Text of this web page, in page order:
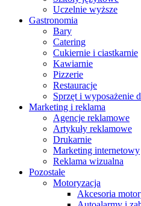
Uczelnie wyższe
Gastronomia
Bary
Catering
Cukiernie i ciastkarnie
Kawiarnie
Pizzerie
Restauracje
Sprzęt i wyposażenie
Marketing i reklama
Agencje reklamowe
Artykuły reklamowe
Drukarnie
Marketing internetowy
Reklama wizualna
Pozostałe
Motoryzacja
Akcesoria